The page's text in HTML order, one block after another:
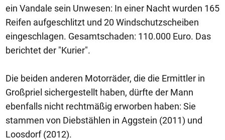
ein Vandale sein Unwesen: In einer Nacht wurden 165
Reifen aufgeschlitzt und 20 Windschutzscheiben
eingeschlagen. Gesamtschaden: 110.000 Euro. Das
berichtet der "Kurier".
Die beiden anderen Motorräder, die die Ermittler in
Großpriel sichergestellt haben, dürfte der Mann
ebenfalls nicht rechtmäßig erworben haben: Sie
stammen von Diebstählen in Aggstein (2011) und
Loosdorf (2012).